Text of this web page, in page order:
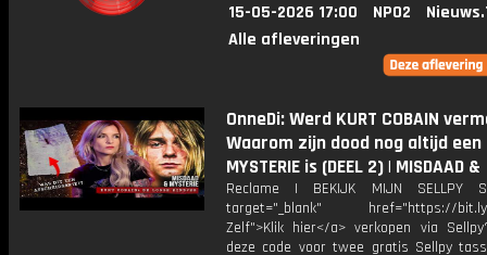
15-05-2026 17:00 NPO2
Alle afleveringen
OnneDi: Werd KURT COBAIN
Waarom zijn dood nog altijd een
MYSTERIE is (DEEL 2) | MISDAAD &
Reclame | BEKIJK MIJN SELLPY
target="_blank" href="https://bit.ly/
Zelf">Klik hier</a> verkopen via
deze code voor twee gratis Sellpy